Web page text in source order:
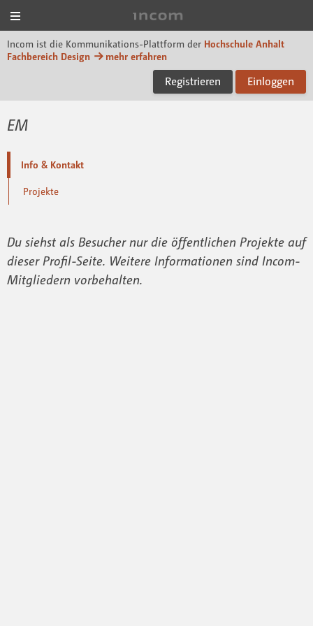
Incom ist die Kommunikations-Plattform der Hochschule Anhalt
Fachbereich Design
mehr erfahren
Registrieren Einloggen
EM
Info & Kontakt
Projekte
Du siehst als Besucher nur die öffentlichen Projekte auf
dieser Profil-Seite. Weitere Informationen sind Incom-
Mitgliedern vorbehalten.